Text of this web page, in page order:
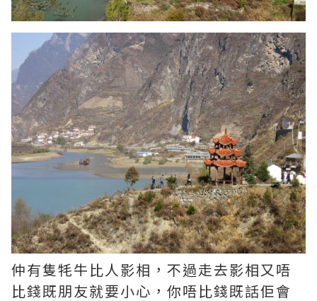
仲有隻牦牛比人影相，不過走去影相又唔
比錢既朋友就要小心，你唔比錢既話佢會